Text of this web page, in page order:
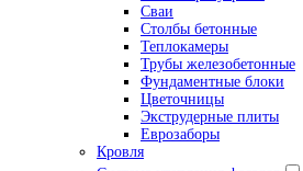
Сваи
Столбы бетонные
Теплокамеры
Трубы железобетонные
Фундаментные блоки
Цветочницы
Экструдерные плиты
Еврозаборы
Кровля